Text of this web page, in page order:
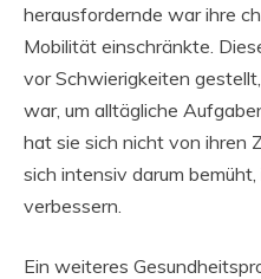
herausfordernde war ihre
Mobilität einschränkte.
vor Schwierigkeiten
war, um alltägliche
hat sie sich nicht von ihren
sich intensiv darum
verbessern.
Ein weiteres